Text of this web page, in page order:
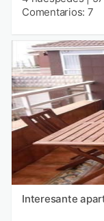
Comentarios: 7
Interesante